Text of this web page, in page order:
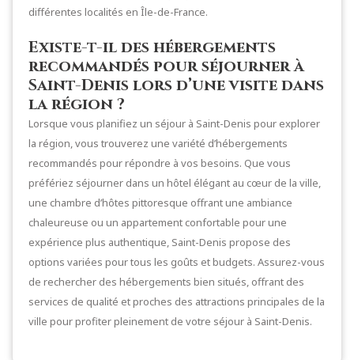
différentes localités en Île-de-France.
Existe-t-il des hébergements
recommandés pour séjourner à
Saint-Denis lors d’une visite dans
la région ?
Lorsque vous planifiez un séjour à Saint-Denis pour explorer
la région, vous trouverez une variété d’hébergements
recommandés pour répondre à vos besoins. Que vous
préfériez séjourner dans un hôtel élégant au cœur de la ville,
une chambre d’hôtes pittoresque offrant une ambiance
chaleureuse ou un appartement confortable pour une
expérience plus authentique, Saint-Denis propose des
options variées pour tous les goûts et budgets. Assurez-vous
de rechercher des hébergements bien situés, offrant des
services de qualité et proches des attractions principales de la
ville pour profiter pleinement de votre séjour à Saint-Denis.